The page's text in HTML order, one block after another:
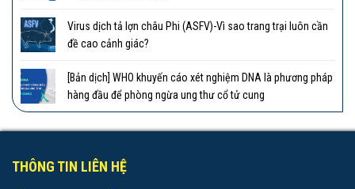
Virus dịch tả lợn châu Phi (ASFV)-Vì sao trang trại luôn cần
đề cao cảnh giác?
[Bản dịch] WHO khuyến cáo xét nghiệm DNA là phương pháp
hàng đầu để phòng ngừa ung thư cổ tử cung
THÔNG TIN LIÊN HỆ